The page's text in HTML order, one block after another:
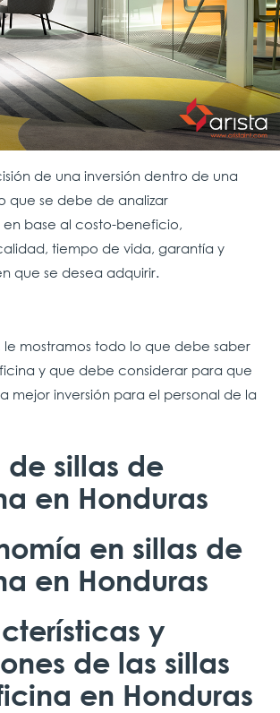
de una inversión dentro de una
que se debe de analizar
base al costo-beneficio,
tiempo de vida, garantía y
que se desea adquirir.
mostramos todo lo que debe saber
y que debe considerar para que
mejor inversión para el personal de la
de sillas de
en Honduras
en sillas de
en Honduras
y
de las sillas
en Honduras